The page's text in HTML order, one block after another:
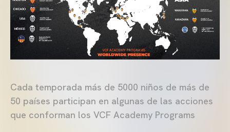
Cada temporada más de 5000 niños de más de
50 países participan en algunas de las acciones
que conforman los VCF Academy Programs